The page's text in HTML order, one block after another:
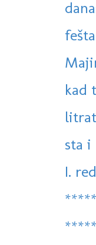
fešta
kad
sta i
I.
*****
*****